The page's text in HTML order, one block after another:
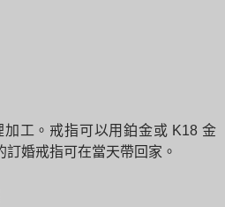
工。戒指可以用鉑金或 K18 金
婚戒指可在當天帶回家。